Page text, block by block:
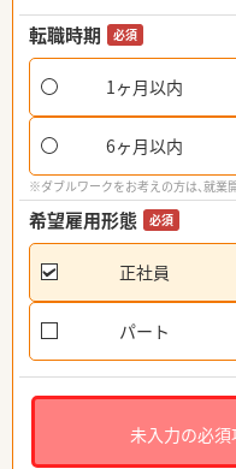
転職時期 必須
1ヶ月以内
6ヶ月以内
※ダブルワークをお考えの方は、就業
希望雇用形態 必須
正社員
パート
未入力の必